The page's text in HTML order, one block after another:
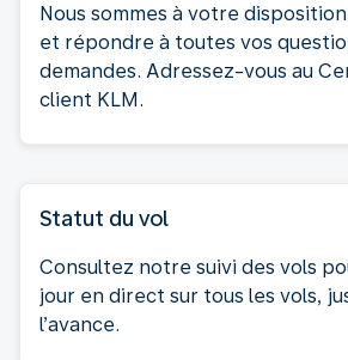
Nous sommes à votre
et répondre à toutes vos
demandes. Adressez-vous au
client KLM.
Statut du vol
Consultez notre suivi des vols
jour en direct sur tous les vols,
l’avance.